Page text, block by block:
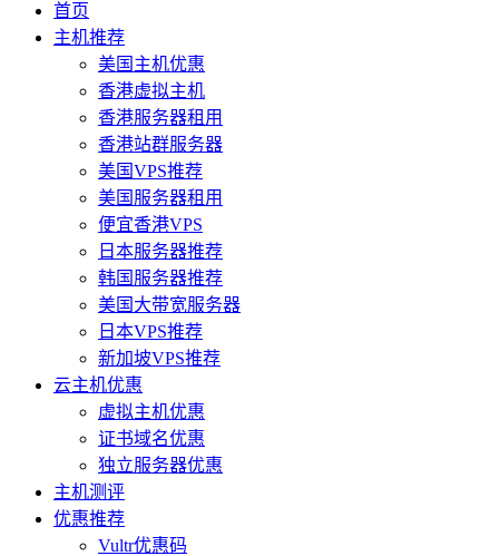
首页
主机推荐
美国主机优惠
香港虚拟主机
香港服务器租用
香港站群服务器
美国VPS推荐
美国服务器租用
便宜香港VPS
日本服务器推荐
韩国服务器推荐
美国大带宽服务器
日本VPS推荐
新加坡VPS推荐
云主机优惠
虚拟主机优惠
证书域名优惠
独立服务器优惠
主机测评
优惠推荐
Vultr优惠码